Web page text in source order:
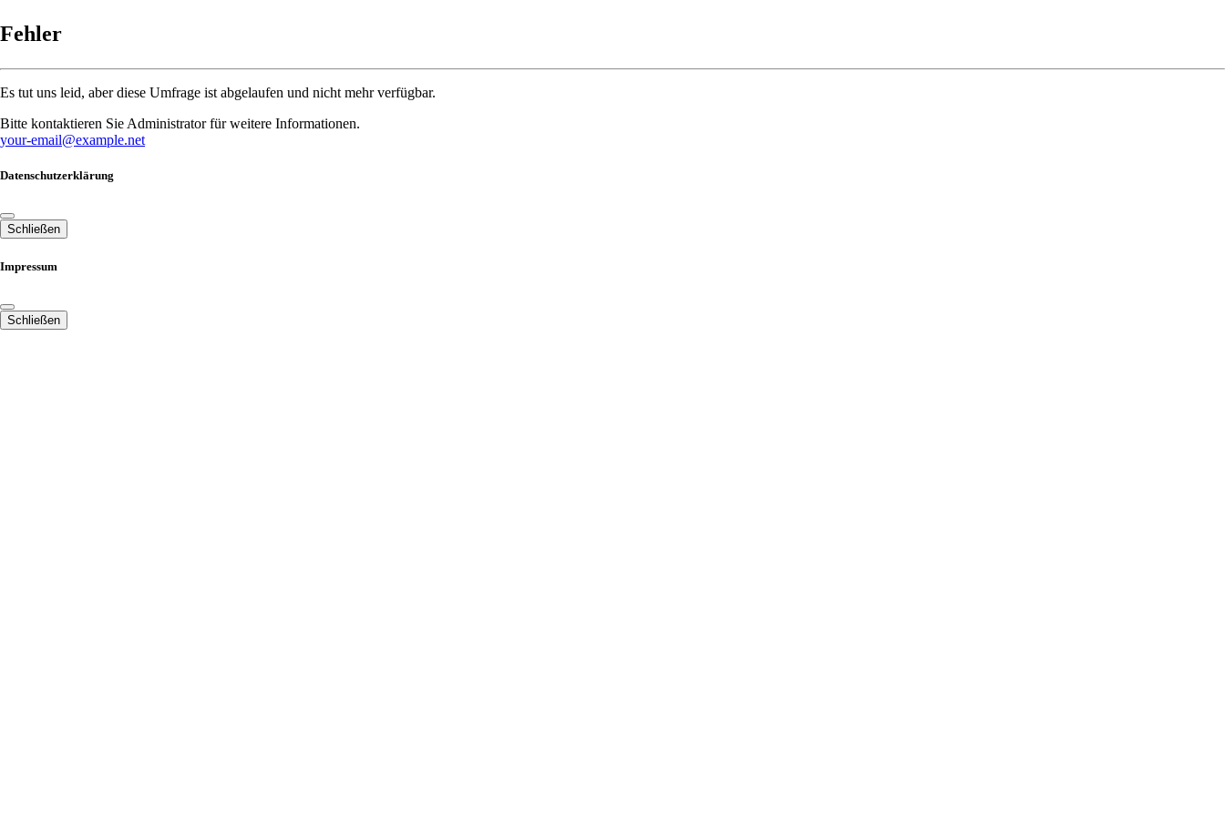
Fehler
Es tut uns leid, aber diese Umfrage ist abgelaufen und nicht mehr verfügbar.
Bitte kontaktieren Sie Administrator für weitere Informationen.
your-email@example.net
Datenschutzerklärung
Schließen
Impressum
Schließen